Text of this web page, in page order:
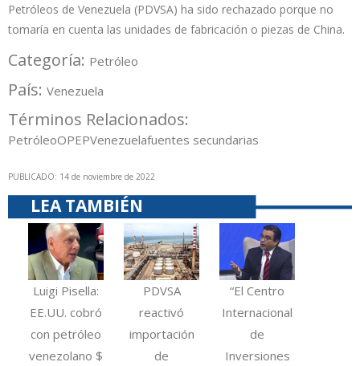
Petróleos de Venezuela (PDVSA) ha sido rechazado porque no
tomaría en cuenta las unidades de fabricación o piezas de China.
Categoría: Petróleo
País: Venezuela
Términos Relacionados:
PetróleoOPEPVenezuelafuentes secundarias
PUBLICADO: 14 de noviembre de 2022
LEA TAMBIÉN
Luigi Pisella:
EE.UU. cobró
con petróleo
venezolano $
PDVSA
reactivó
importación
de
“El Centro
Internacional
de
Inversiones